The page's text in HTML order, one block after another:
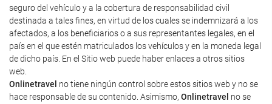
seguro del vehículo y a la cobertura de responsabilidad civil
destinada a tales fines, en virtud de los cuales se indemnizará a los
afectados, a los beneficiarios o a sus representantes legales, en el
país en el que estén matriculados los vehículos y en la moneda legal
de dicho país. En el Sitio web puede haber enlaces a otros sitios
web.
Onlinetravel no tiene ningún control sobre estos sitios web y no se
hace responsable de su contenido. Asimismo, Onlinetravel no se